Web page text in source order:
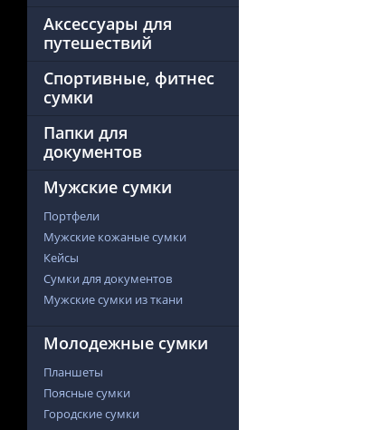
Аксессуары для
путешествий
Спортивные, фитнес
сумки
Папки для
документов
Мужские сумки
Портфели
Мужские кожаные сумки
Кейсы
Сумки для документов
Мужские сумки из ткани
Молодежные сумки
Планшеты
Поясные сумки
Городские сумки